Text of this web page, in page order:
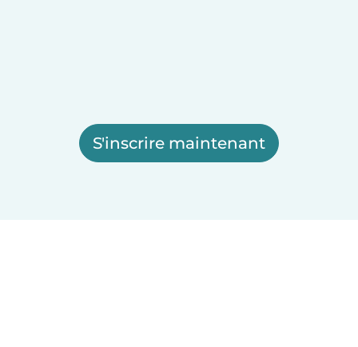
S'inscrire maintenant